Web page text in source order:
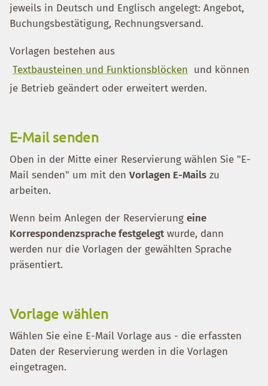
jeweils in Deutsch und Englisch angelegt: Angebot,
Buchungsbestätigung, Rechnungsversand.
Vorlagen bestehen aus
Textbausteinen und Funktionsblöcken und können
je Betrieb geändert oder erweitert werden.
E-Mail senden
Oben in der Mitte einer Reservierung wählen Sie "E-
Mail senden" um mit den Vorlagen E-Mails zu
arbeiten.
Wenn beim Anlegen der Reservierung eine
Korrespondenzsprache festgelegtwurde, dann
werden nur die Vorlagen der gewählten Sprache
präsentiert.
Vorlage wählen
Wählen Sie eine E-Mail Vorlage aus - die erfassten
Daten der Reservierung werden in die Vorlagen
eingetragen.